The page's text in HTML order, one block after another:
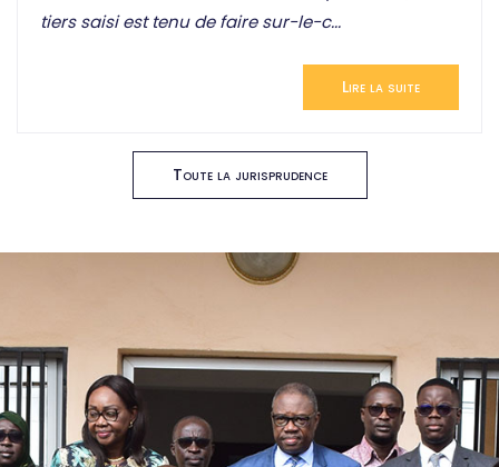
tiers saisi est tenu de faire sur-le-c...
Lire la suite
Toute la jurisprudence